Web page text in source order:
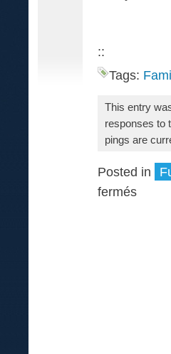
::
Tags:
This entry
responses to
pings are
Posted in
fermés